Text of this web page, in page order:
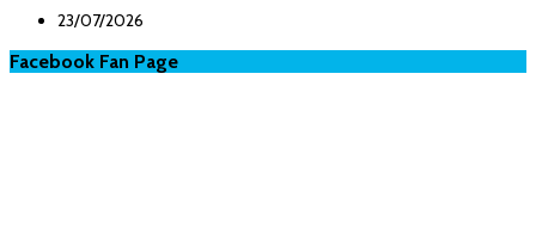
23/07/2026
Facebook Fan Page